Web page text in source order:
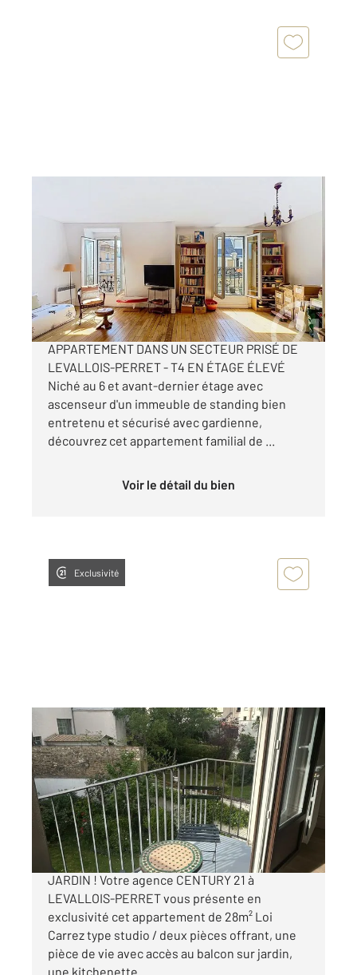
Ref : 2185
Appartement F4 à vendre
820 000 €
CENTURY 21 VOUS PROPOSE CET
APPARTEMENT DANS UN SECTEUR PRISÉ DE
LEVALLOIS-PERRET - T4 EN ÉTAGE ÉLEVÉ
Niché au 6 et avant-dernier étage avec
ascenseur d'un immeuble de standing bien
entretenu et sécurisé avec gardienne,
découvrez cet appartement familial de ...
Voir le détail du bien
Exclusivité
LEVALLOIS PERRET 92
30 m2, 2 pièces
Ref : 3111
Appartement F2 à vendre
333 000 €
STUDIO/DEUX PIECES AVEC BALCON SUR
JARDIN ! Votre agence CENTURY 21 à
LEVALLOIS-PERRET vous présente en
exclusivité cet appartement de 28m² Loi
Carrez type studio / deux pièces offrant, une
pièce de vie avec accès au balcon sur jardin,
une kitchenette ...